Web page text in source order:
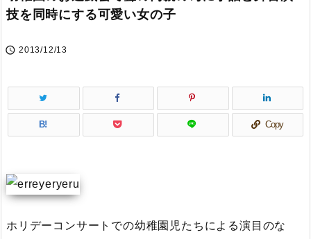
技を同時にする可愛い女の子
 2013/12/13
B! Copy
ホリデーコンサートでの幼稚園児たちによる演目のな